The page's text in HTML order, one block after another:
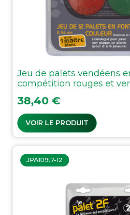
Jeu de palets vendéens
compétition rouges et
Prix
38,40 €
VOIR LE PRODUIT
JPA109.7-12